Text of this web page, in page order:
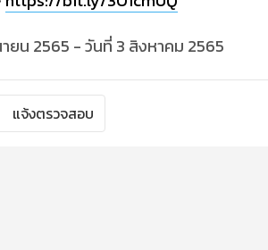
ยน 2565 - วันที่ 3 สิงหาคม 2565
แจ้งตรวจสอบ